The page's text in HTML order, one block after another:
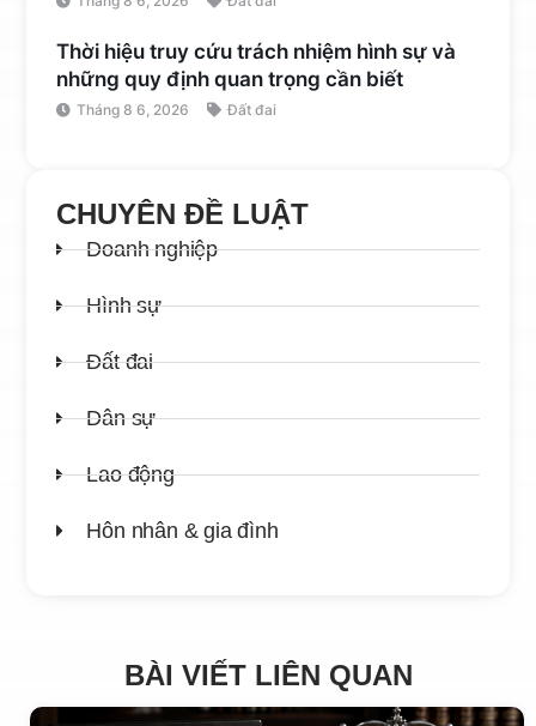
Thời hiệu truy cứu trách nhiệm hình sự và
những quy định quan trọng cần biết
Tháng 8 6, 2026 Đất đai
CHUYÊN ĐỀ LUẬT
Doanh nghiệp
Hình sự
Đất đai
Dân sự
Lao động
Hôn nhân & gia đình
BÀI VIẾT LIÊN QUAN